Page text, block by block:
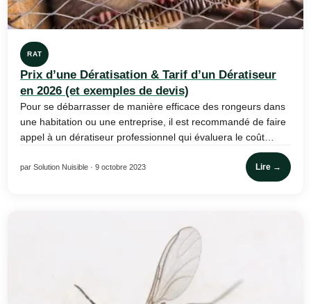
RAT
Prix d’une Dératisation & Tarif d’un Dératiseur
en 2026 (et exemples de devis)
Pour se débarrasser de manière efficace des rongeurs dans
une habitation ou une entreprise, il est recommandé de faire
appel à un dératiseur professionnel qui évaluera le coût…
par Solution Nuisible · 9 octobre 2023 Lire →